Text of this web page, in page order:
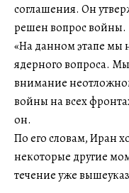
соглашения. Он
решен вопрос войны.
«На данном этапе мы
ядерного вопроса.
внимание
войны на всех
он.
По его словам, Иран
некоторые другие
течение уже